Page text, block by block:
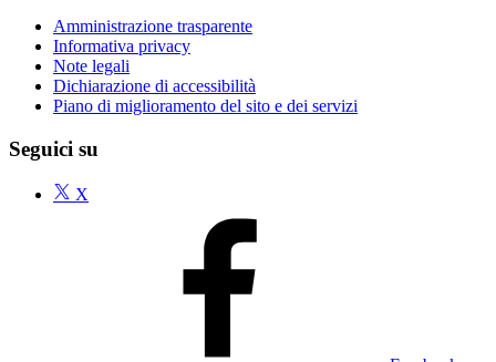
Amministrazione trasparente
Informativa privacy
Note legali
Dichiarazione di accessibilità
Piano di miglioramento del sito e dei servizi
Seguici su
X